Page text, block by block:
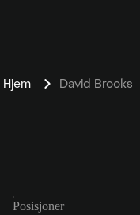
Hjem David Brooks
Posisjoner